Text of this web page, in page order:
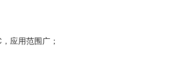
应用范围广；